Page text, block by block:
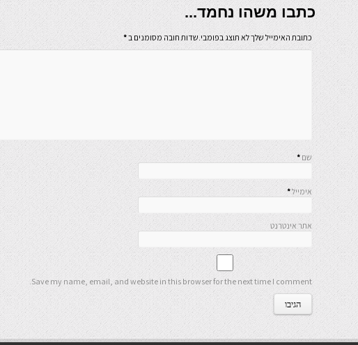
כתבו משהו נחמד...
כתובת האימייל שלך לא תוצג בפומבי.שדות חובה מסומנים ב*
שם *
אימייל*
אתר אינטרנט
Save my name, email, and website in this browser for the next time I comment.